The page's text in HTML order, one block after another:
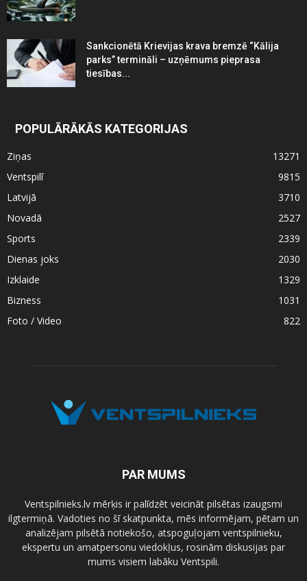
Sankcionētā Krievijas krava bremzē “Kālija
parks” termināli – uzņēmums pieprasa
tiesības...
POPULĀRĀKĀS KATEGORIJAS
Ziņas
13271
Ventspilī
9815
Latvijā
3710
Novadā
2527
Sports
2339
Dienas joks
2030
Izklaide
1329
Bizness
1031
Foto / Video
822
PAR MUMS
Ventspilnieks.lv mērķis ir palīdzēt veicināt pilsētas izaugsmi
ilgtermiņā. Vadoties no šī skatpunkta, mēs informējam, pētam un
analizējam pilsētā notiekošo, atspoguļojam ventspilnieku,
ekspertu un amatpersonu viedokļus, rosinām diskusijas par
mums visiem labāku Ventspili.